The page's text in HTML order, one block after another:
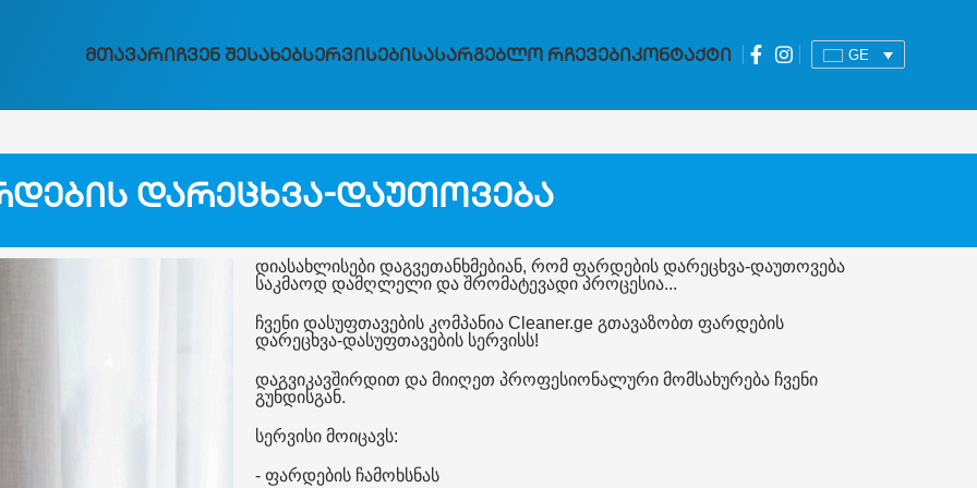
ᲛთავარიᲩვენ ᲨესახებᲡერვისებიᲡასარგებლო ᲠჩევებიᲙონტაქტი GE
დარეცხვა-დაუთოვება
დიასახლისები დაგვეთანხმებიან, რომ ფარდების დარეცხვა-დაუთოვება
საკმაოდ დამღლელი და შრომატევადი პროცესია...
ჩვენი დასუფთავების კომპანია Cleaner.ge გთავაზობთ ფარდების
დარეცხვა-დასუფთავების სერვისს!
დაგვიკავშირდით და მიიღეთ პროფესიონალური მომსახურება ჩვენი
გუნდისგან.
სერვისი მოიცავს:
- ფარდების ჩამოხსნას